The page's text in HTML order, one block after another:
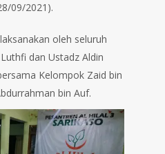
09/2021).
oleh seluruh
dan Ustadz Aldin
Kelompok Zaid bin
bin Auf.